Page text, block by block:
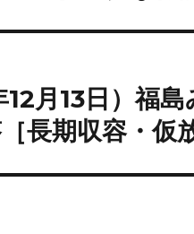
月13日）福
長期収容・仮